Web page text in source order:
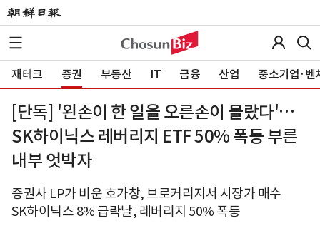
재테크 증권 부동산 IT 금융 산업 중소기업·벤
[단독] '왼손이 한 일을 오른손이 몰랐다'…
SK하이닉스 레버리지 ETF 50% 폭등 부른
내부 엇박자
증권사 LP가 비운 호가창, 브로커리지서 시장가 매수
SK하이닉스 8% 급락날, 레버리지 50% 폭등